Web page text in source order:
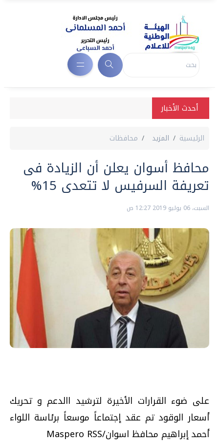
أحدث الأخبار
الرئيسية المزيد محافظات
محافظ أسوان يعلن أن الزيادة فى
تعريفة السرفيس لا تتعدى 15%
السبت، 06 يوليو 2019 12:27 ص
على ضوء القرارات الأخيرة لترشيد االدعم و تحريك
أسعار الوقود تم عقد إجتماعاً موسعاً برئاسة اللواء
أحمد إبراهيم محافظ اسوان/Maspero RSS